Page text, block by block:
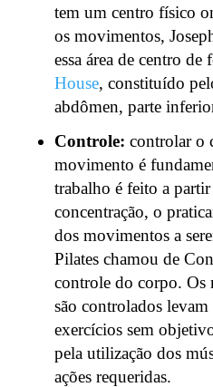
tem um centro físico
os movimentos,
essa área de centro de
House, constituído
abdômen, parte
Controle: controlar o
movimento é
trabalho é feito a
concentração, o
dos movimentos a
Pilates chamou de
controle do corpo. Os
são controlados
exercícios sem
pela utilização dos
ações requeridas.